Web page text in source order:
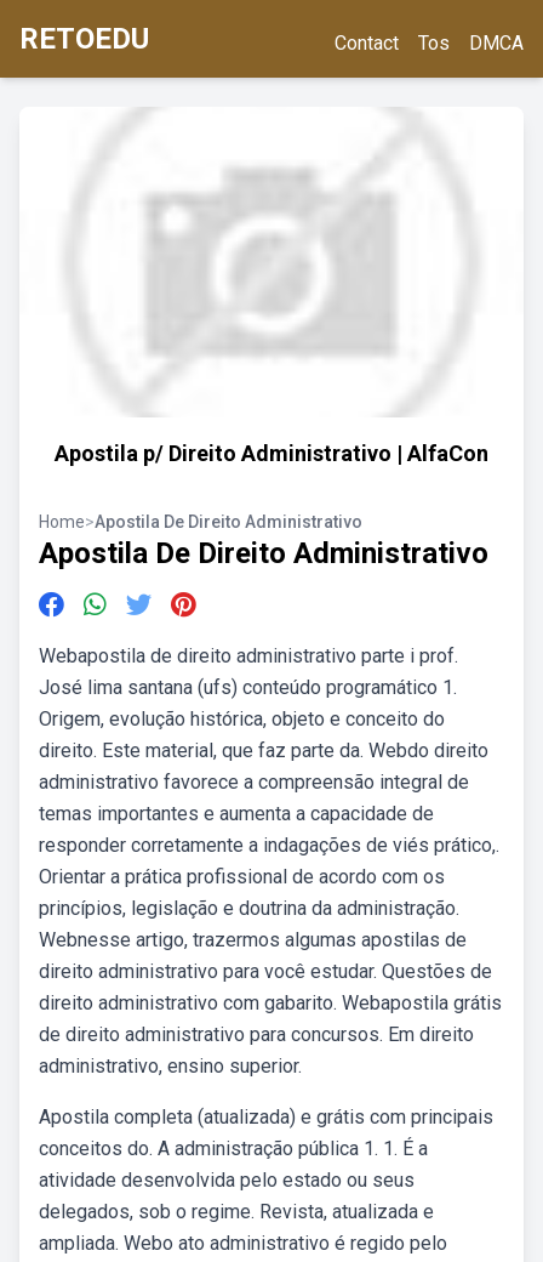
RETOEDU Contact Tos DMCA
Apostila p/ Direito Administrativo | AlfaCon
Home>Apostila De Direito Administrativo
Apostila De Direito Administrativo
Webapostila de direito administrativo parte i prof.
José lima santana (ufs) conteúdo programático 1.
Origem, evolução histórica, objeto e conceito do
direito. Este material, que faz parte da. Webdo direito
administrativo favorece a compreensão integral de
temas importantes e aumenta a capacidade de
responder corretamente a indagações de viés prático,.
Orientar a prática profissional de acordo com os
princípios, legislação e doutrina da administração.
Webnesse artigo, trazermos algumas apostilas de
direito administrativo para você estudar. Questões de
direito administrativo com gabarito. Webapostila grátis
de direito administrativo para concursos. Em direito
administrativo, ensino superior.
Apostila completa (atualizada) e grátis com principais
conceitos do. A administração pública 1. 1. É a
atividade desenvolvida pelo estado ou seus
delegados, sob o regime. Revista, atualizada e
ampliada. Webo ato administrativo é regido pelo